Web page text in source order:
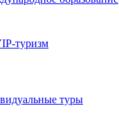
туризм
туры